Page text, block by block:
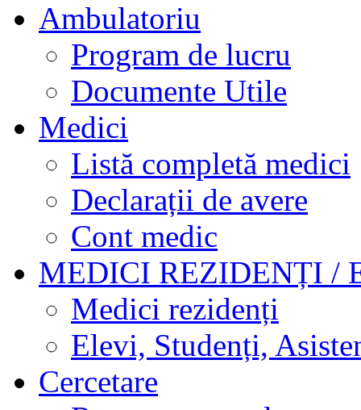
Ambulatoriu
Program de lucru
Documente Utile
Medici
Listă completă medici
Declarații de avere
Cont medic
MEDICI REZIDENȚI /
Medici rezidenți
Elevi, Studenți,
Cercetare